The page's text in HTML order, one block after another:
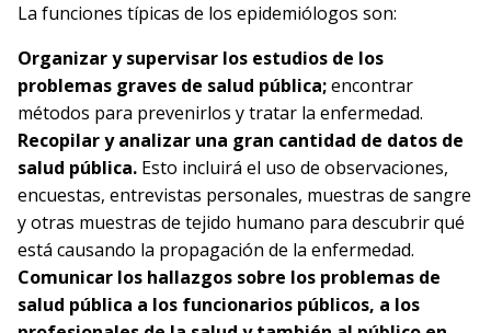
La funciones típicas de los epidemiólogos son:
Organizar y supervisar los estudios de los
problemas graves de salud pública;encontrar
métodos para prevenirlos y tratar la enfermedad.
Recopilar y analizar una gran cantidad de datos de
salud pública. Esto incluirá el uso de observaciones,
encuestas, entrevistas personales, muestras de sangre
y otras muestras de tejido humano para descubrir qué
está causando la propagación de la enfermedad.
Comunicar los hallazgos sobre los problemas de
salud pública a los funcionarios públicos, a los